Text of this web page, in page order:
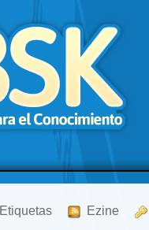
Etiquetas Ezine